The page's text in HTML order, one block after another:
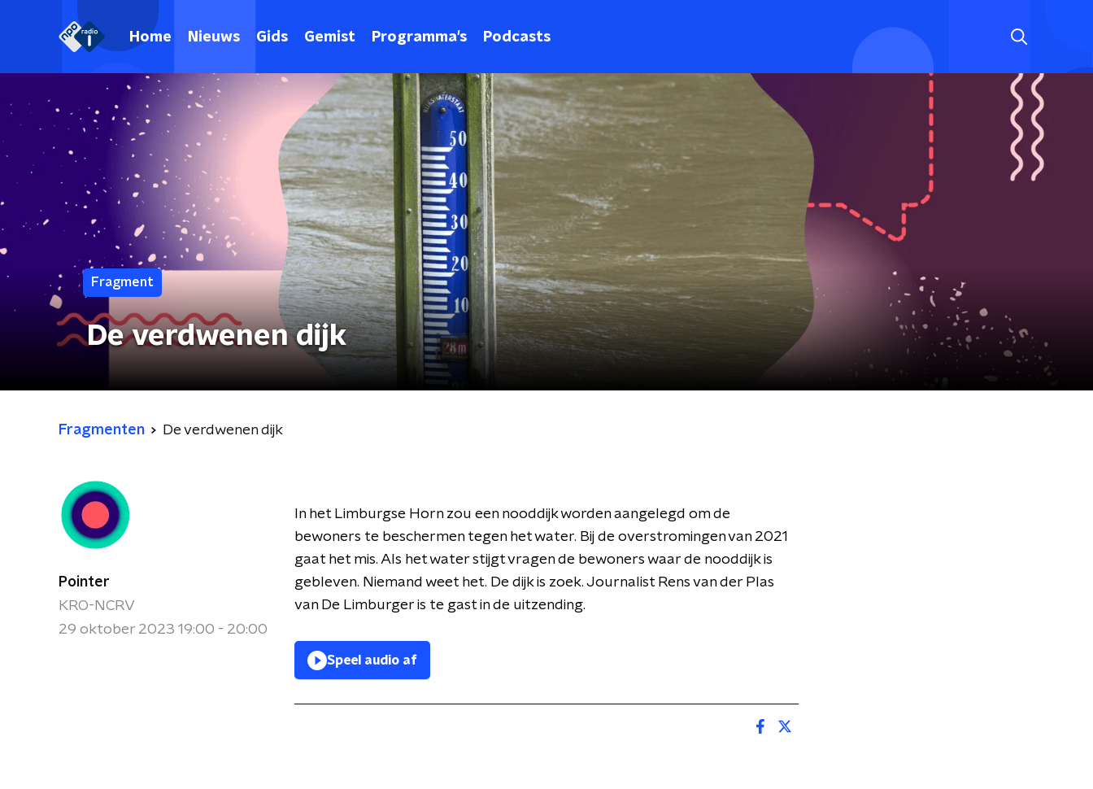
Home Nieuws Gids Gemist Programma's Podcasts
Fragment
De verdwenen dijk
Fragmenten De verdwenen dijk
Pointer
KRO-NCRV
29 oktober 2023 19:00 - 20:00
In het Limburgse Horn zou een nooddijk worden aangelegd om de
bewoners te beschermen tegen het water. Bij de overstromingen van 2021
gaat het mis. Als het water stijgt vragen de bewoners waar de nooddijk is
gebleven. Niemand weet het. De dijk is zoek. Journalist Rens van der Plas
van De Limburger is te gast in de uitzending.
Speel audio af